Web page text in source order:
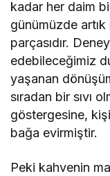
kadar her daim
günümüzde
parçasıdır.
edebileceğimiz
yaşanan
sıradan bir sıvı
göstergesine,
bağa evirmiştir.
Peki kahvenin